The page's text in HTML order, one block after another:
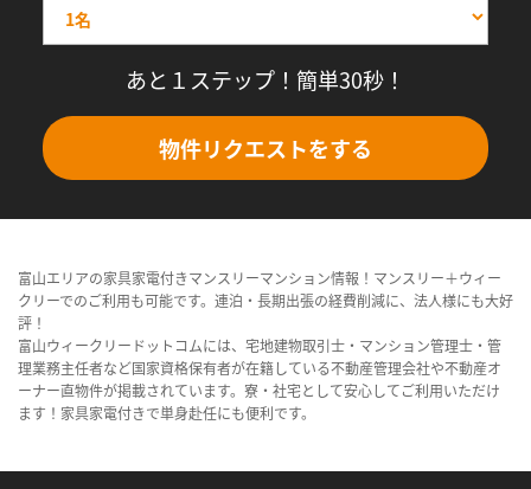
あと１ステップ！簡単30秒！
物件リクエストをする
富山エリアの家具家電付きマンスリーマンション情報！マンスリー＋ウィー
クリーでのご利用も可能です。連泊・長期出張の経費削減に、法人様にも大好
評！
富山ウィークリードットコムには、宅地建物取引士・マンション管理士・管
理業務主任者など国家資格保有者が在籍している不動産管理会社や不動産オ
ーナー直物件が掲載されています。寮・社宅として安心してご利用いただけ
ます！家具家電付きで単身赴任にも便利です。